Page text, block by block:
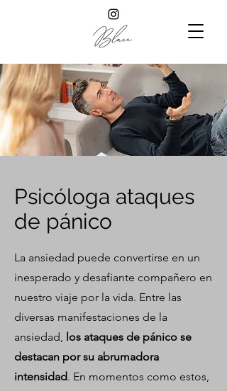
Psicóloga ataques
de pánico
La ansiedad puede convertirse en un
inesperado y desafiante compañero en
nuestro viaje por la vida. Entre las
diversas manifestaciones de la
ansiedad, los ataques de pánico se
destacan por su abrumadora
intensidad. En momentos como estos,